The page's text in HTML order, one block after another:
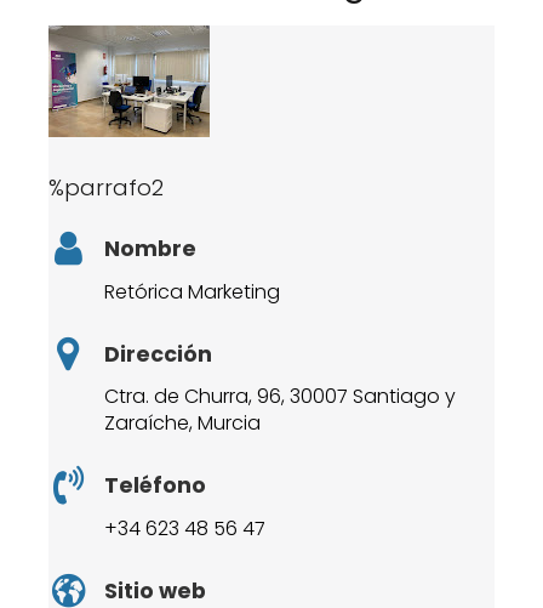
%parrafo2
Nombre
Retórica Marketing
Dirección
Ctra. de Churra, 96, 30007 Santiago y
Zaraíche, Murcia
Teléfono
+34 623 48 56 47
Sitio web